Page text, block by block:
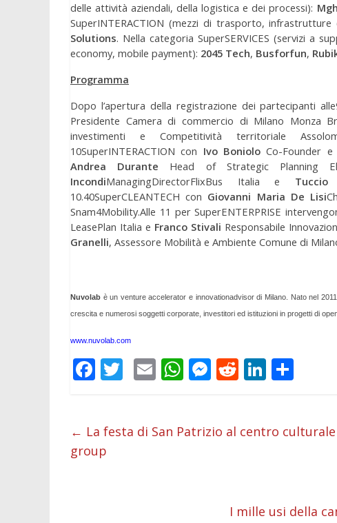
delle attività aziendali, della logistica e dei processi):
SuperINTERACTION (mezzi di trasporto, infrastrutture
Solutions. Nella categoria SuperSERVICES (servizi a
economy, mobile payment): 2045 Tech, Busforfun,
Programma
Dopo l’apertura della registrazione dei partecipanti
Presidente Camera di commercio di Milano Monza
investimenti e Competitività territoriale
10SuperINTERACTION con Ivo Boniolo Co-Founder
Andrea Durante Head of Strategic Planning
IncondiManagingDirectorFlixBus Italia e
10.40SuperCLEANTECH con Giovanni Maria De Lisi
Snam4Mobility.Alle 11 per SuperENTERPRISE
LeasePlan Italia e Franco Stivali Responsabile
Granelli, Assessore Mobilità e Ambiente Comune di
Nuvolab è un venture accelerator e innovationadvisor di Milano. Nato nel
crescita e numerosi soggetti corporate, investitori ed istituzioni in progetti di
www.nuvolab.com
F
b
o
T
er
E
l
W
s
M
e
er
R
di
Li
e di
← La festa di San Patrizio al centro
group
I mille usi della